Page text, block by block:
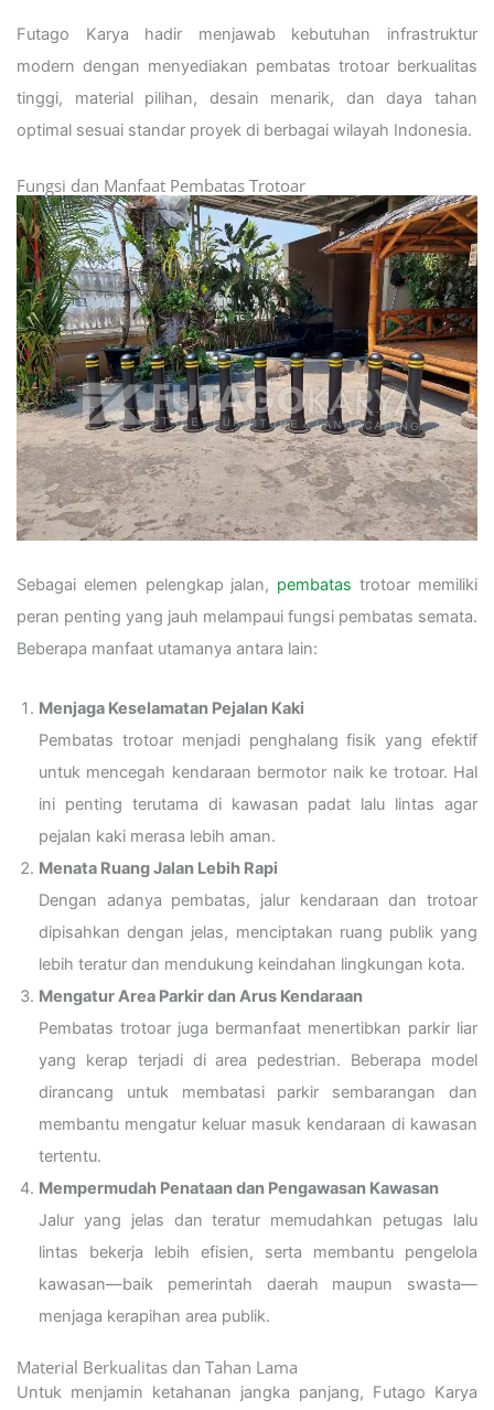
Futago Karya hadir menjawab kebutuhan infrastruktur
modern dengan menyediakan pembatas trotoar berkualitas
tinggi, material pilihan, desain menarik, dan daya tahan
optimal sesuai standar proyek di berbagai wilayah Indonesia.
Fungsi dan Manfaat Pembatas Trotoar
Sebagai elemen pelengkap jalan, pembatas trotoar memiliki
peran penting yang jauh melampaui fungsi pembatas semata.
Beberapa manfaat utamanya antara lain:
Menjaga Keselamatan Pejalan Kaki
Pembatas trotoar menjadi penghalang fisik yang efektif
untuk mencegah kendaraan bermotor naik ke trotoar. Hal
ini penting terutama di kawasan padat lalu lintas agar
pejalan kaki merasa lebih aman.
Menata Ruang Jalan Lebih Rapi
Dengan adanya pembatas, jalur kendaraan dan trotoar
dipisahkan dengan jelas, menciptakan ruang publik yang
lebih teratur dan mendukung keindahan lingkungan kota.
Mengatur Area Parkir dan Arus Kendaraan
Pembatas trotoar juga bermanfaat menertibkan parkir liar
yang kerap terjadi di area pedestrian. Beberapa model
dirancang untuk membatasi parkir sembarangan dan
membantu mengatur keluar masuk kendaraan di kawasan
tertentu.
Mempermudah Penataan dan Pengawasan Kawasan
Jalur yang jelas dan teratur memudahkan petugas lalu
lintas bekerja lebih efisien, serta membantu pengelola
kawasan—baik pemerintah daerah maupun swasta—
menjaga kerapihan area publik.
Material Berkualitas dan Tahan Lama
Untuk menjamin ketahanan jangka panjang, Futago Karya